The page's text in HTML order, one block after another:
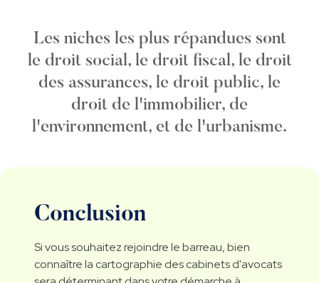
Les niches les plus répandues sont
le droit social, le droit fiscal, le droit
des assurances, le droit public, le
droit de l'immobilier, de
l'environnement, et de l'urbanisme.
Conclusion
Si vous souhaitez rejoindre le barreau, bien
connaître la cartographie des cabinets d'avocats